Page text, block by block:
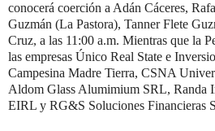
conocerá coerción a Adán Cáceres,
Guzmán (La Pastora), Tanner Flete
Cruz, a las 11:00 a.m. Mientras que la
las empresas Único Real State e
Campesina Madre Tierra, CSNA
Aldom Glass Alumimium SRL, Randa
EIRL y RG&S Soluciones Financieras